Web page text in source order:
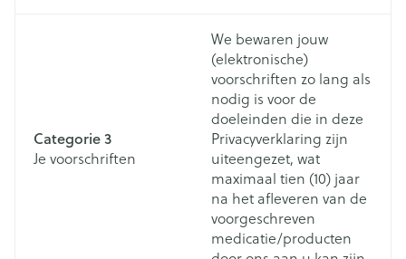
Categorie 3
Je voorschriften
We bewaren jouw
(elektronische)
voorschriften zo lang als
nodig is voor de
doeleinden die in deze
Privacyverklaring zijn
uiteengezet, wat
maximaal tien (10) jaar
na het afleveren van de
voorgeschreven
medicatie/producten